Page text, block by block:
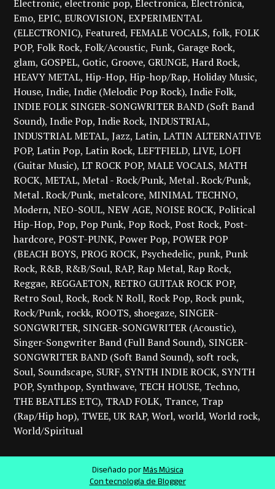
Electronic electronic pop Electronica Electrónica
Emo EPIC EUROVISION EXPERIMENTAL
(ELECTRONIC) Featured FEMALE VOCALS folk FOLK
POP Folk Rock Folk/Acoustic Funk Garage Rock
glam GOSPEL Gotic Groove GRUNGE Hard Rock
HEAVY METAL Hip-Hop Hip-hop/Rap Holiday Music
House Indie Indie (Melodic Pop Rock) Indie Folk
INDIE FOLK SINGER-SONGWRITER BAND (Soft Band
Sound) Indie Pop Indie Rock INDUSTRIAL
INDUSTRIAL METAL Jazz Latin LATIN ALTERNATIVE
POP Latin Pop Latin Rock LEFTFIELD LIVE LOFI
(Guitar Music) LT ROCK POP MALE VOCALS MATH
ROCK METAL Metal - Rock/Punk Metal . Rock/Punk
Metal . Rock/Punk metalcore MINIMAL TECHNO
Modern NEO-SOUL NEW AGE NOISE ROCK Political
Hip-Hop Pop Pop Punk Pop Rock Post Rock Post-
hardcore POST-PUNK Power Pop POWER POP
(BEACH BOYS PROG ROCK Psychedelic punk Punk
Rock R&B R&B/Soul RAP Rap Metal Rap Rock
Reggae REGGAETON RETRO GUITAR ROCK POP
Retro Soul Rock Rock N Roll Rock Pop Rock punk
Rock/Punk rockk ROOTS shoegaze SINGER-
SONGWRITER SINGER-SONGWRITER (Acoustic)
Singer-Songwriter Band (Full Band Sound) SINGER-
SONGWRITER BAND (Soft Band Sound) soft rock
Soul Soundscape SURF SYNTH INDIE ROCK SYNTH
POP Synthpop Synthwave TECH HOUSE Techno
THE BEATLES ETC) TRAD FOLK Trance Trap
(Rap/Hip hop) TWEE UK RAP Worl world World rock
World/Spiritual
Con tecnología de Blogger
Diseñado porMás Música